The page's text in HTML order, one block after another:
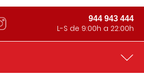
944 943 444
L-S de 9:00h a 22:00h